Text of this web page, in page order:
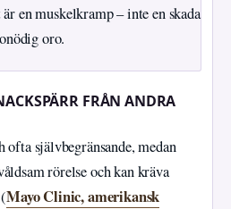
en muskelkramp – inte en skada
oro.
FRÅN ANDRA
ofta självbegränsande, medan
rörelse och kan kräva
Mayo Clinic, amerikansk